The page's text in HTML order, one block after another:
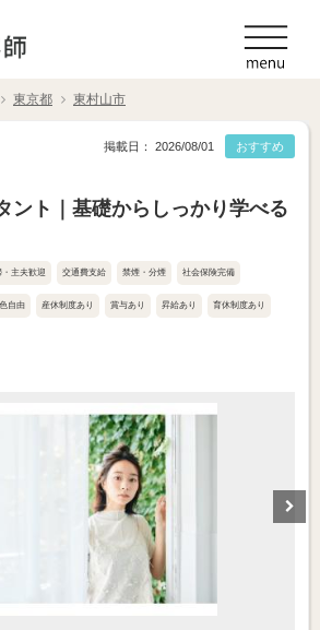
東京都 東村山市
おすすめ
掲載日： 2026/08/01
ント｜基礎からしっかり学べる
・主夫歓迎 交通費支給 禁煙・分煙 社会保険完備
自由 産休制度あり 賞与あり 昇給あり 育休制度あり